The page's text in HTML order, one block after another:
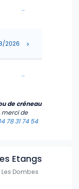
-
-
2026
de créneau
merci de
78 31 74 54
Etangs
Les Dombes